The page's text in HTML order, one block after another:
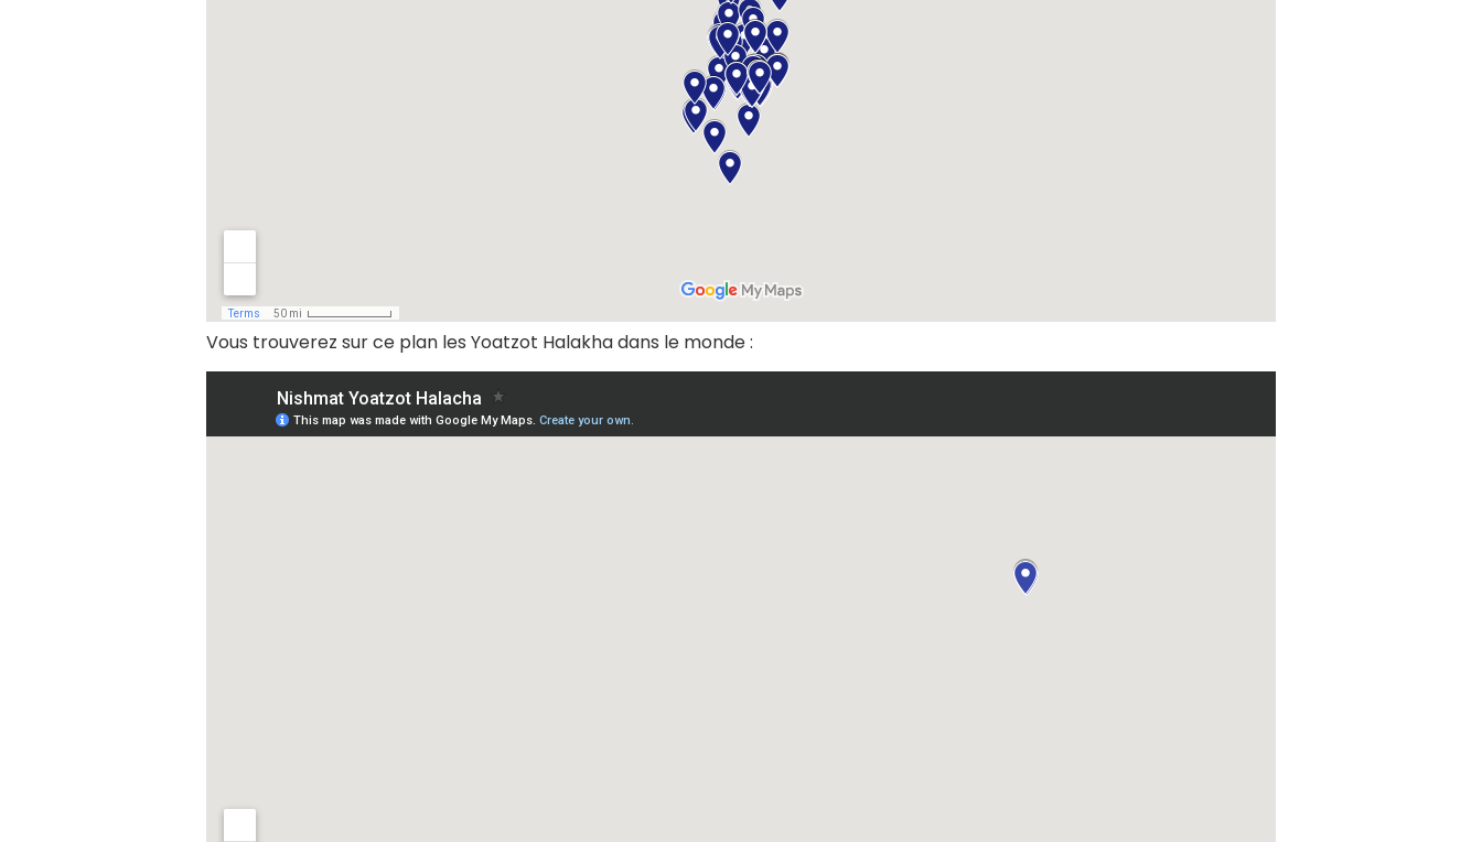
Vous trouverez sur ce plan les Yoatzot Halakha dans le monde :